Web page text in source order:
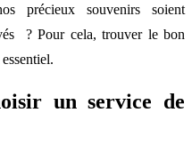
précieux souvenirs soient
? Pour cela, trouver le bon
un service de